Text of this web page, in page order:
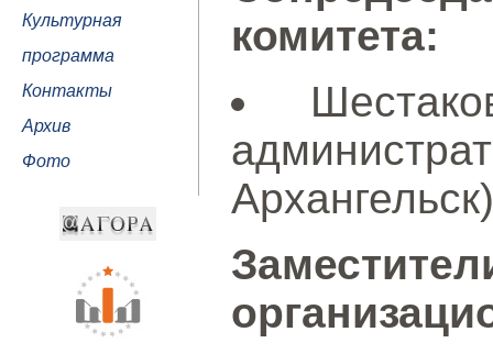
Культурная
программа
Контакты
Архив
Фото
комитета:
Архангельск)